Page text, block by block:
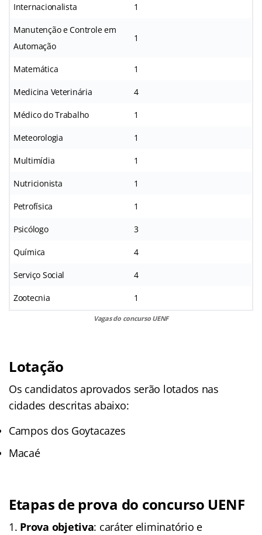
Internacionalista 1
Manutenção e Controle em
Automação
1
Matemática 1
Medicina Veterinária 4
Médico do Trabalho 1
Meteorologia 1
Multimídia 1
Nutricionista 1
Petrofísica 1
Psicólogo 3
Química 4
Serviço Social 4
Zootecnia 1
Vagas do concurso UENF
Lotação
Os candidatos aprovados serão lotados nas
cidades descritas abaixo:
Campos dos Goytacazes
Macaé
Etapas de prova do concurso UENF
Prova objetiva: caráter eliminatório e